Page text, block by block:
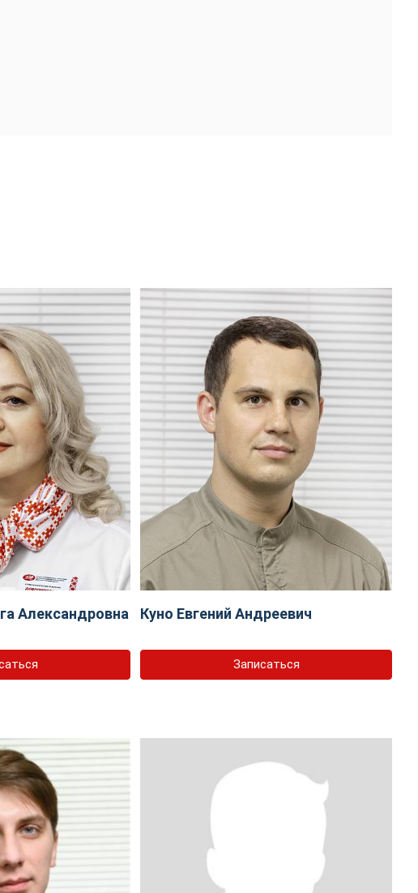
Александровна Куно Евгений Андреевич
Записаться